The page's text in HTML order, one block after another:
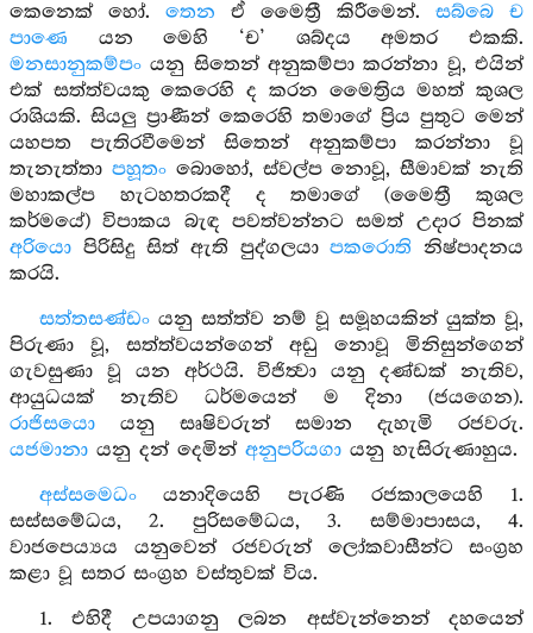
කෙනෙක් හෝ. තෙන ඒ මෛත්‍රී කිරීමෙන්. සබ්බෙ ච
පාණෙ යන මෙහි ‘ච’ ශබ්දය අමතර එකකි.
මනසානුකම්පං යනු සිතෙන් අනුකම්පා කරන්නා වූ, එයින්
එක් සත්ත්වයකු කෙරෙහි ද කරන මෛත්‍රිය මහත් කුශල
රාශියකි. සියලු ප්‍රාණීන් කෙරෙහි තමාගේ ප්‍රිය පුතුට මෙන්
යහපත පැතිරවීමෙන් සිතෙන් අනුකම්පා කරන්නා වූ
තැනැත්තා පහූතංබොහෝ, ස්වල්ප නොවූ, සීමාවක් නැති
මහාකල්ප හැටහතරකදී ද තමාගේ (මෛත්‍රී කුශල
කර්මයේ) විපාකය බැඳ පවත්වන්නට සමත් උදාර පිනක්
අරියො පිරිසිදු සිත් ඇති පුද්ගලයාපකරොති නිෂ්පාදනය
කරයි.
සත්තසණ්ඩංයනු සත්ත්ව නම් වූ සමූහයකින් යුක්ත වූ,
පිරුණා වූ, සත්ත්වයන්ගෙන් අඩු නොවූ මිනිසුන්ගෙන්
ගැවසුණා වූ යන අර්ථයි. විජිත්‍වා යනු දණ්ඩක් නැතිව,
ආයුධයක් නැතිව ධර්මයෙන් ම දිනා (ජයගෙන).
රාජිසයො යනු සෘෂිවරුන් සමාන දැහැමි රජවරු.
යජමානා යනු දන් දෙමින් අනුපරියගා යනු හැසිරුණාහුය.
අස්සමෙධංයනාදියෙහි පැරණි රජකාලයෙහි 1.
සස්සමේධය, 2. පුරිසමේධය, 3. සම්මාපාසය, 4.
වාජපෙය්‍යය යනුවෙන් රජවරුන් ලෝකවාසීන්ට සංග්‍රහ
කළා වූ සතර සංග්‍රහ වස්තුවක් විය.
1. එහිදී උපයාගනු ලබන අස්වැන්නෙන් දහයෙන්